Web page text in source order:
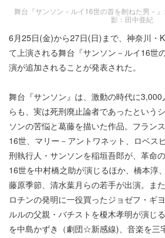
舞台『サンソン－ルイ16世の首を刎ねた男－
影：田中亜紀
6月25日(金)から27日(日)まで、神奈川・
て上演される舞台『サンソン－ルイ16世
演が追加されることが発表された。
舞台『サンソン』は、激動の時代に
らも、実は死刑廃止論者であったという
ソンの苦悩と葛藤を描いた作品。フラン
16世、マリー－アントワネット、ロベス
刑執行人・サンソンを稲垣吾郎が、革命
16世を中村橋之助が演じるほか、橋本淳
藤原季節、清水葉月らの若手が出演。ま
ロチンの発明に一役買ったジョゼフ・ギ
ルルの父親・バチストを榎木孝明が演じ
を中島かずき（劇団☆新感線)、音楽を三